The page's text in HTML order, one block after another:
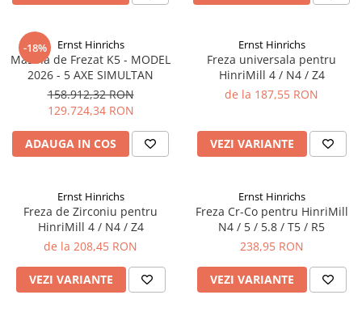
dds zirconia® t-preshaded
Disc Ceara 98mm
Disc Nano Compozit
Disc PMMA Eldy Plus
Diverse
hs-opaque
Echipamente Laborator
Castomate
Cuptoare Preincalzire
Diverse
Generatoare Abur
-18% Ernst Hinrichs
Masina de Frezat K5 - MODEL
2026 - 5 AXE SIMULTAN
158.912,32 RON
129.724,34 RON
ADAUGA IN COS
Ernst Hinrichs
Freza universala pentru
HinriMill 4 / N4 / Z4
de la 187,55 RON
VEZI VARIANTE
Ernst Hinrichs
Freza de Zirconiu pentru
HinriMill 4 / N4 / Z4
de la 208,45 RON
VEZI VARIANTE
Ernst Hinrichs
Freza Cr-Co pentru HinriMill
N4 / 5 / 5.8 / T5 / R5
238,95 RON
VEZI VARIANTE